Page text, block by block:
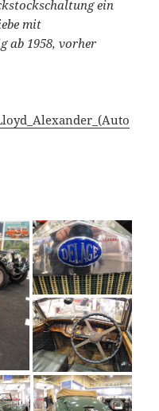
ein
mit
ab 1958, vorher